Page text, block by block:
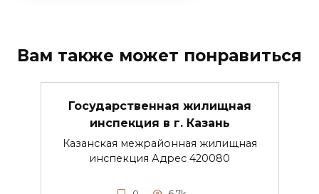
Вам также может понравиться
Государственная жилищная
инспекция в г. Казань
Казанская межрайонная жилищная
инспекция Адрес 420080